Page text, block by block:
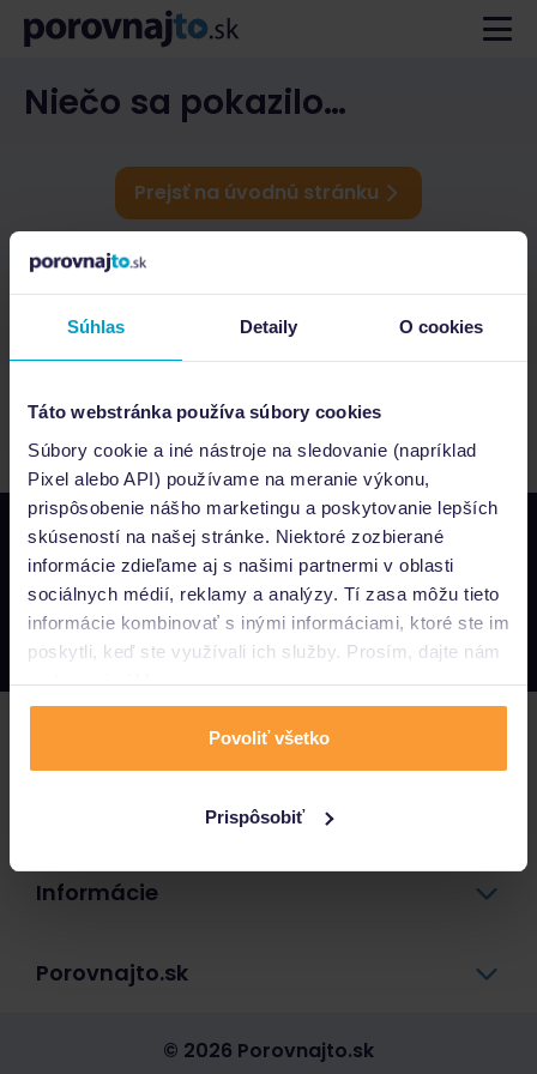
Súhlas Detaily O cookies
Táto webstránka používa súbory cookies
Súbory cookie a iné nástroje na sledovanie (napríklad
Pixel alebo API) používame na meranie výkonu,
prispôsobenie nášho marketingu a poskytovanie lepších
skúseností na našej stránke. Niektoré zozbierané
informácie zdieľame aj s našimi partnermi v oblasti
sociálnych médií, reklamy a analýzy. Tí zasa môžu tieto
informácie kombinovať s inými informáciami, ktoré ste im
poskytli, keď ste využívali ich služby. Prosím, dajte nám
na to svoj súhlas.
Povoliť všetko
Prispôsobiť
Niečo sa pokazilo…
Prejsť na úvodnú stránku
Napíšte nám
info@porovnajto.sk
Zavolajte nám
0800 400 300
Informácie
Porovnajto.sk
© 2026 Porovnajto.sk